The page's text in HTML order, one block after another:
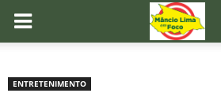
ENTRETENIMENTO